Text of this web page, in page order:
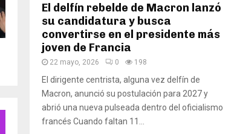
El delfín rebelde de Macron lanzó
su candidatura y busca
convertirse en el presidente más
joven de Francia
22 mayo, 2026 0 198
El dirigente centrista, alguna vez delfín de
Macron, anunció su postulación para 2027 y
abrió una nueva pulseada dentro del oficialismo
francés Cuando faltan 11...